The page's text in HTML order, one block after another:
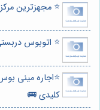
⭐️ مجهزترین
⭐️ اتوبوس
⭐️اجاره مینی
کلیدی 🚌